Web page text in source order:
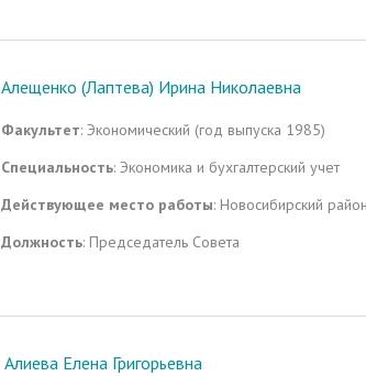
Алещенко (Лаптева) Ирина Николаевна
Факультет: Экономический (год выпуска 1985)
Специальность: Экономика и бухгалтерский учет
Действующее место работы: Новосибирский
Должность: Председатель Совета
Алиева Елена Григорьевна